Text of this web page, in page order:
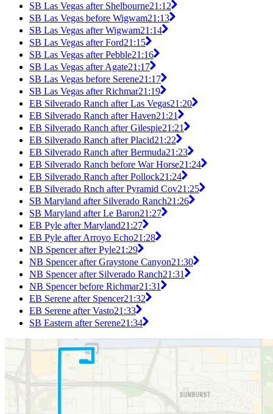
SB Las Vegas after Shelbourne21:12
SB Las Vegas before Wigwam21:13
SB Las Vegas after Wigwam21:14
SB Las Vegas after Ford21:15
SB Las Vegas after Pebble21:16
SB Las Vegas after Agate21:17
SB Las Vegas before Serene21:17
SB Las Vegas after Richmar21:19
EB Silverado Ranch after Las Vegas21:20
EB Silverado Ranch after Haven21:21
EB Silverado Ranch after Gilespie21:21
EB Silverado Ranch after Placid21:22
EB Silverado Ranch after Bermuda21:23
EB Silverado Ranch before War Horse21:24
EB Silverado Ranch after Pollock21:24
EB Silverado Rnch after Pyramid Cov21:25
SB Maryland after Silverado Ranch21:26
SB Maryland after Le Baron21:27
EB Pyle after Maryland21:27
EB Pyle after Arroyo Echo21:28
NB Spencer after Pyle21:29
NB Spencer after Graystone Canyon21:30
NB Spencer after Silverado Ranch21:31
NB Spencer before Richmar21:31
EB Serene after Spencer21:32
EB Serene after Vasto21:33
SB Eastern after Serene21:34